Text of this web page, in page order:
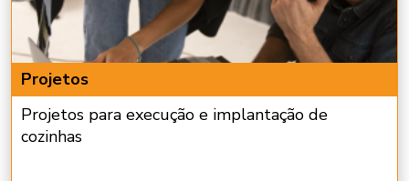
Projetos
Projetos para execução e implantação de
cozinhas